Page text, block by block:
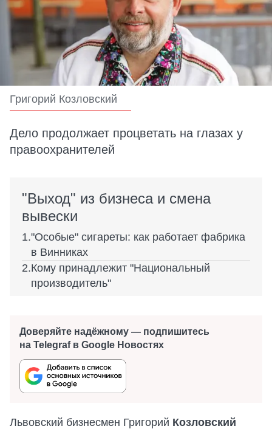
Григорий Козловский
Дело продолжает процветать на глазах у
правоохранителей
"Выход" из бизнеса и смена
вывески
"Особые" сигареты: как работает фабрика
в Винниках
Кому принадлежит "Национальный
производитель"
Доверяйте надёжному — подпишитесь
на Telegraf в Google Новостях
Львовский бизнесмен Григорий Козловский